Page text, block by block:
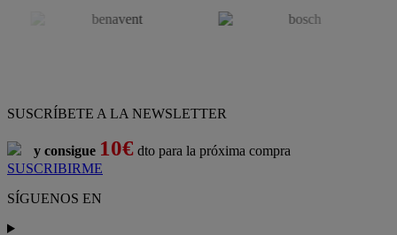
SUSCRÍBETE A LA NEWSLETTER
y consigue 10€ dto para la próxima compra
SUSCRIBIRME
SÍGUENOS EN